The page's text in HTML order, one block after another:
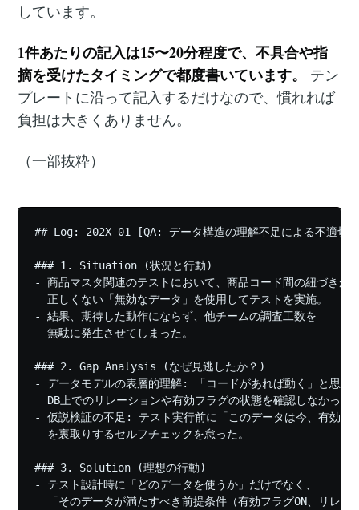
しています。
1件あたりの記入は15〜20分程度で、不具合や指
摘を受けたタイミングで都度書いています。
テン
プレートに沿って記入するだけなので、慣れれば
負担は大きくありません。
（一部抜粋）
## Log: 202X-01 [QA: データ構造の理解不足による不適切
### 1. Situation (状況と行動)
- 商品マスタ関連のテストにおいて、商品コード間の紐づきが
  正しくない「無効なデータ」を使用してテストを実施。
- 結果、期待した動作にならず、他チームの調査工数を
  無駄に発生させてしまった。
### 2. Gap Analysis (なぜ見逃したか？)
- データモデルの表層的理解: 「コードがあれば動く」と思い
DB上でのリレーションや有効フラグの状態を確認しなかった
- 仮説検証の不足: テスト実行前に「このデータは今、有効な
  を裏取りするセルフチェックを怠った。
### 3. Solution (理想の行動)
- テスト設計時に「どのデータを使うか」だけでなく、
「そのデータが満たすべき前提条件（有効フラグON、リレー